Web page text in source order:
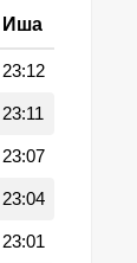
Иша
23:12
23:11
23:07
23:04
23:01